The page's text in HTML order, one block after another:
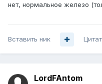
нет, нормальное железо
Вставить ник
LordFAntom